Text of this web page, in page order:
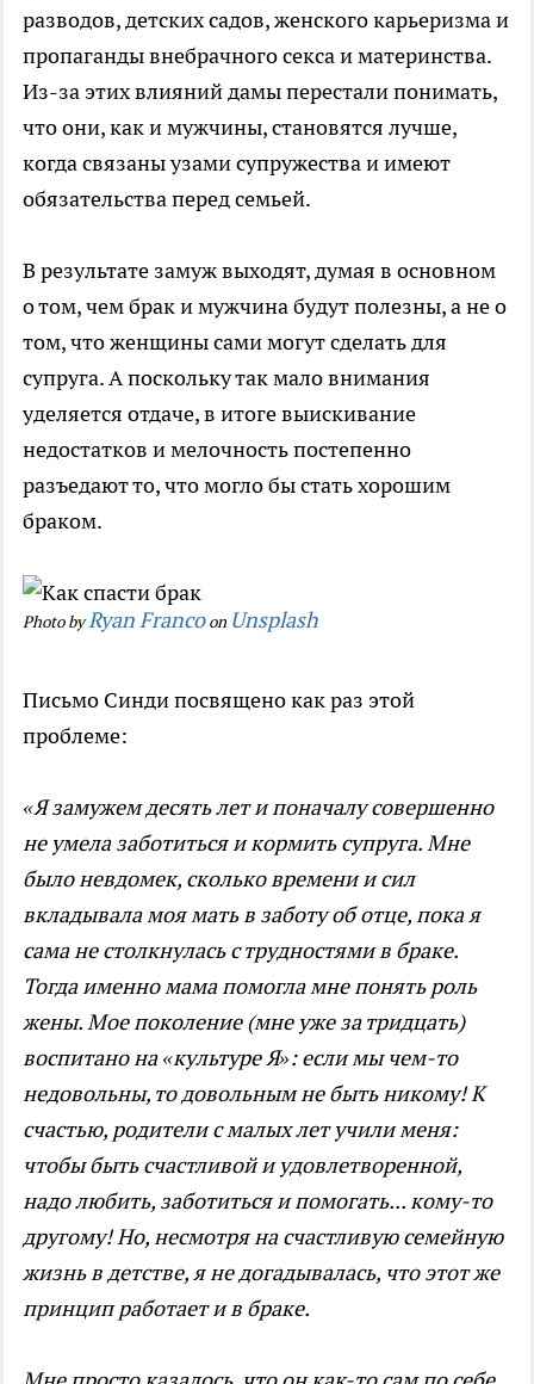
разводов, детских садов, женского карьеризма и
пропаганды внебрачного секса и материнства.
Из-за этих влияний дамы перестали понимать,
что они, как и мужчины, становятся лучше,
когда связаны узами супружества и имеют
обязательства перед семьей.
В результате замуж выходят, думая в основном
о том, чем брак и мужчина будут полезны, а не о
том, что женщины сами могут сделать для
супруга. А поскольку так мало внимания
уделяется отдаче, в итоге выискивание
недостатков и мелочность постепенно
разъедают то, что могло бы стать хорошим
браком.
Photo byRyan Francoon Unsplash
Письмо Синди посвящено как раз этой
проблеме:
«Я замужем десять лет и поначалу совершенно
не умела заботиться и кормить супруга. Мне
было невдомек, сколько времени и сил
вкладывала моя мать в заботу об отце, пока я
сама не столкнулась с трудностями в браке.
Тогда именно мама помогла мне понять роль
жены. Мое поколение (мне уже за тридцать)
воспитано на «культуре Я»: если мы чем-то
недовольны, то довольным не быть никому! К
счастью, родители с малых лет учили меня:
чтобы быть счастливой и удовлетворенной,
надо любить, заботиться и помогать... кому-то
другому! Но, несмотря на счастливую семейную
жизнь в детстве, я не догадывалась, что этот же
принцип работает и в браке.